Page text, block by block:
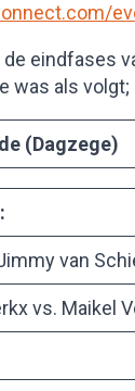
eindfases
was als volgt;
(Dagzege)
van
vs. Maikel